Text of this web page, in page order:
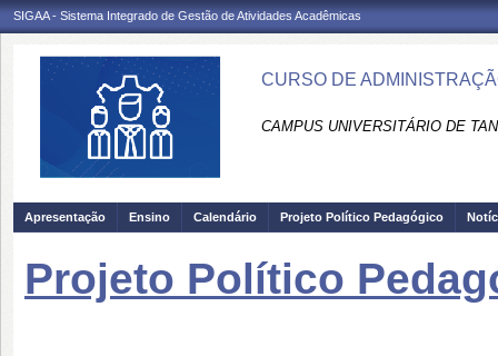
SIGAA - Sistema Integrado de Gestão de Atividades Acadêmicas
CURSO DE
CAMPUS UNIVERSITÁRIO DE
Apresentação Ensino Calendário Projeto Político Pedagógico
Projeto Político